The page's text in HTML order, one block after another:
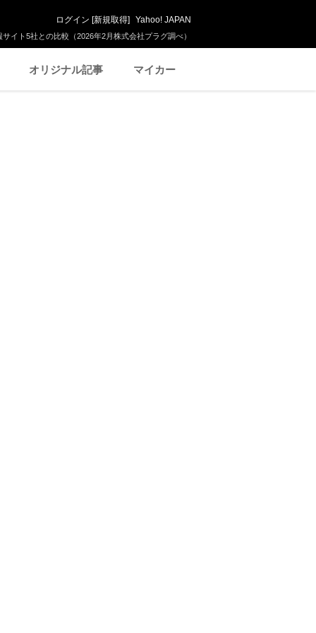
イト5社との比較（2026年2月株式会社プラグ調べ）
ログイン [新規取得] Yahoo! JAPAN
オリジナル記事 マイカー